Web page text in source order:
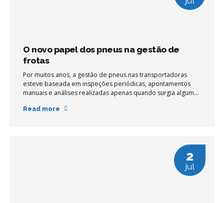
O novo papel dos pneus na gestão de
frotas
Por muitos anos, a gestão de pneus nas transportadoras
esteve baseada em inspeções periódicas, apontamentos
manuais e análises realizadas apenas quando surgia algum
descobrir problemas quando o desgaste já ocorreu, quando
Read more
2
jul